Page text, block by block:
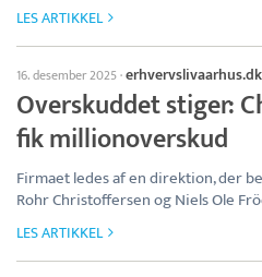
LES ARTIKKEL
16. desember 2025·erhvervslivaarhus.dk
Overskuddet stiger:
fik millionoverskud
Firmaet ledes af en direktion, der
Rohr Christoffersen og Niels Ole
LES ARTIKKEL